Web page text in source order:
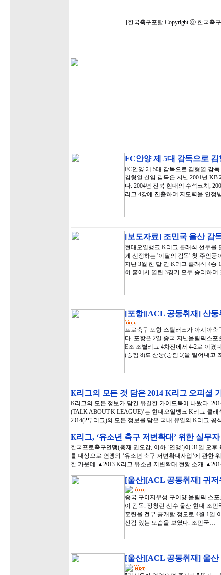
[한국축구포탈 Copyright ⓒ 한국축
FC안양 제 5대 감독으로
FC안양 제 5대 감독으로 김형열 감
김형열 신임 감독은 지난 2001년
다. 2004년 전북 현대의 수석코치,
리그 4강에 진출하며 지도력을 인정
[보도자료] 조민국 울산 감
현대오일뱅크 K리그 클래식 선두를
게 선정하는 '이달의 감독' 첫 주인공
지난 3월 한 달 간 K리그 클래식 4승
히 홈에서 열린 3경기 모두 승리하
[포항][ACL 공동취재] 산둥
프로축구 포항 스틸러스가 아시아
다. 포항은 2일 중국 지난올림픽스
E조 조별리그 4차전에서 4-2로 이겼
(승점 8)로 산둥(승점 5)을 밀어내고
K리그의 모든 것 담은 2014 K리그 오피셜
K리그의 모든 정보가 담긴 유일한 가이드북이 나왔다.
(TALK ABOUT K LEAGUE)’는 현대오일뱅크 K리그 클
2014(2부리그)의 모든 정보를 담은 국내 유일의 K리그
K리그, ‘유소년 축구 저변확대’ 위한 실무
한국프로축구연맹(총재 권오갑, 이하 ‘연맹’)이 31일 오
를 대상으로 연맹의 ‘유소년 축구 저변확대사업‘에 관한
한 가운데 ▲2013 K리그 유소년 저변확대 현황 소개
[울산][ACL 공동취재] 귀
중국 구이저우성 구이양 올림픽 스
이 감독. 장청린 선수 울산 현대 조
훈련을 전부 공개할 정도로 4월 1일
신감 있는 모습을 보였다. 조민국…
[울산][ACL 공동취재] 울